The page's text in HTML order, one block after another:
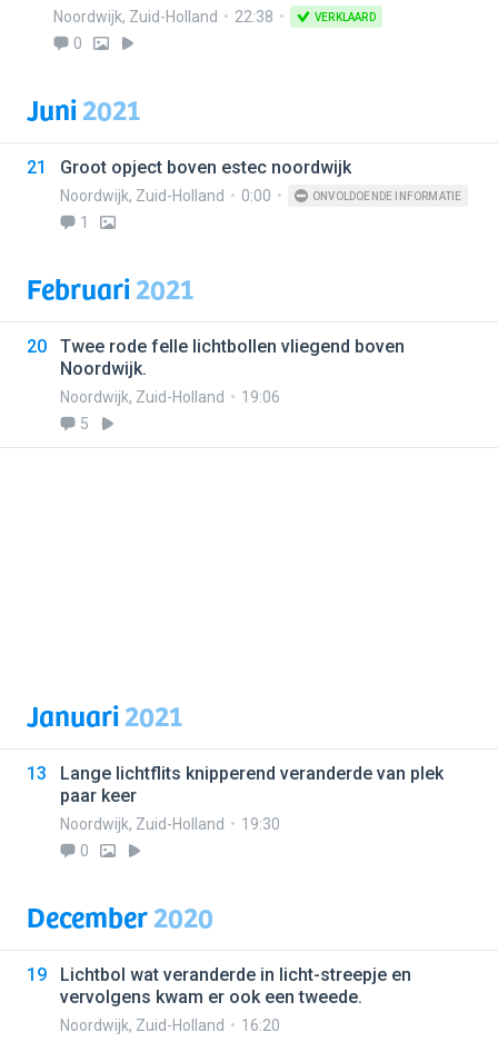
Noordwijk, Zuid-Holland 22:38 VERKLAARD
0
Juni2021
21 Groot opject boven estec noordwijk
Noordwijk, Zuid-Holland 0:00 ONVOLDOENDE INFORMATIE
1
Februari2021
20
Twee rode felle lichtbollen vliegend boven
Noordwijk.
Noordwijk, Zuid-Holland
19:06
5
Januari2021
13
Lange lichtflits knipperend veranderde van plek
paar keer
Noordwijk, Zuid-Holland
19:30
0
December2020
19
Lichtbol wat veranderde in licht-streepje en
vervolgens kwam er ook een tweede.
Noordwijk, Zuid-Holland
16:20